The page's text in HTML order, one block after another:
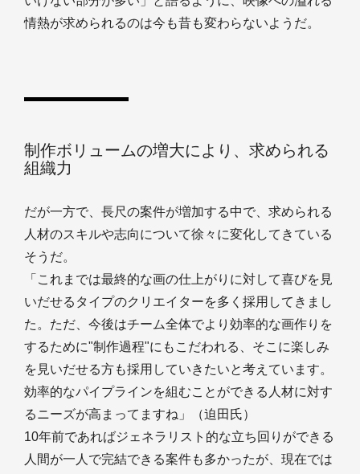
情熱が求められるのは今も昔も変わらないようだ。
制作ボリュームの増大により、求められる
組織力
だが一方で、長尺の案件が増加する中で、求められる
人材のスキルや志向について徐々に変化してきている
そうだ。
「これまでは最終的な画の仕上がりに対して喜びを見
いだせるタイプのクリエイターを多く採用してきまし
た。ただ、今後はチーム全体でより効率的な画作りを
するために"制作過程"にもこだわれる、そこに楽しみ
を見いだせる方も採用していきたいと考えています。
効率的なパイプラインを組むことができる人材に対す
るニーズが高まってますね」（迫田氏）
10年前であればジェネラリスト的な立ち回りができる
人間が一人で完結できる案件も多かったが、現在では